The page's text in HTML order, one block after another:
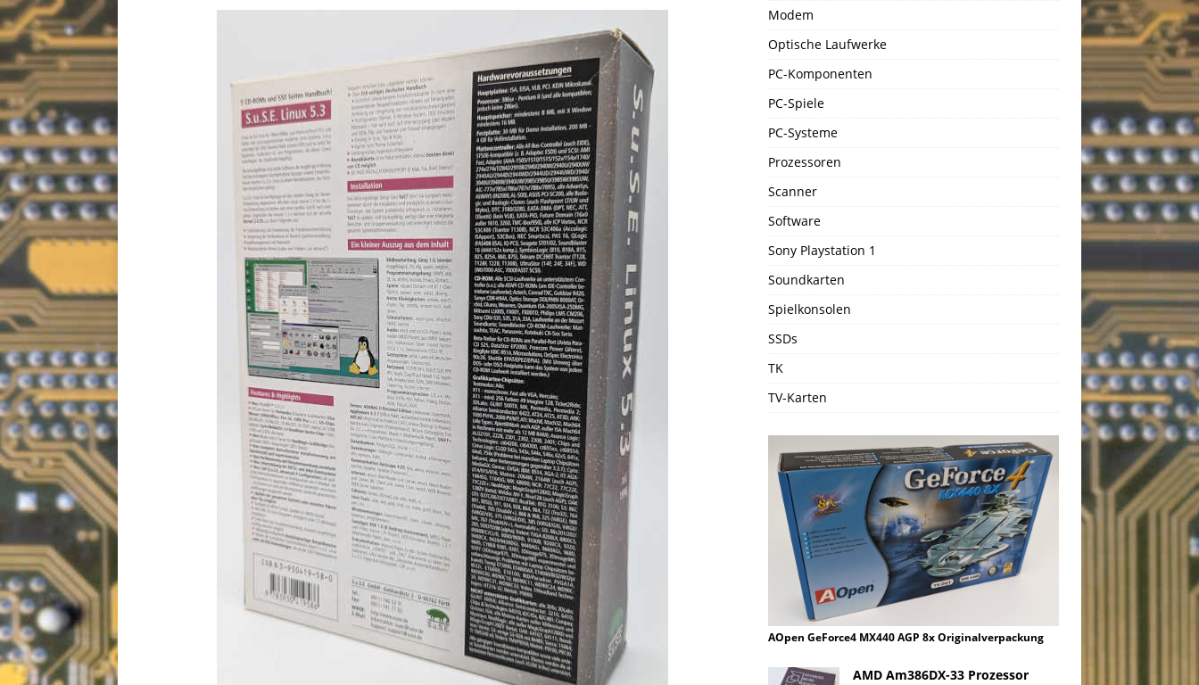
Modem
Optische Laufwerke
PC-Komponenten
PC-Spiele
PC-Systeme
Prozessoren
Scanner
Software
Sony Playstation 1
Soundkarten
Spielkonsolen
SSDs
TK
TV-Karten
AOpen GeForce4 MX440 AGP 8x Originalverpackung
AMD Am386DX-33 Prozessor